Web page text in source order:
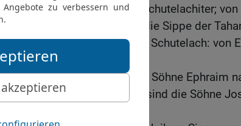
Schutelach die Sippe der Schutelachiter;
der Becheriter; von Tahan die Sippe der
36 Und das sind die Söhne Schutelach: von
Eraniter.
37 Das sind die Sippen der Söhne Ephraim
Gemusterten: 32500. Das sind die Söhne